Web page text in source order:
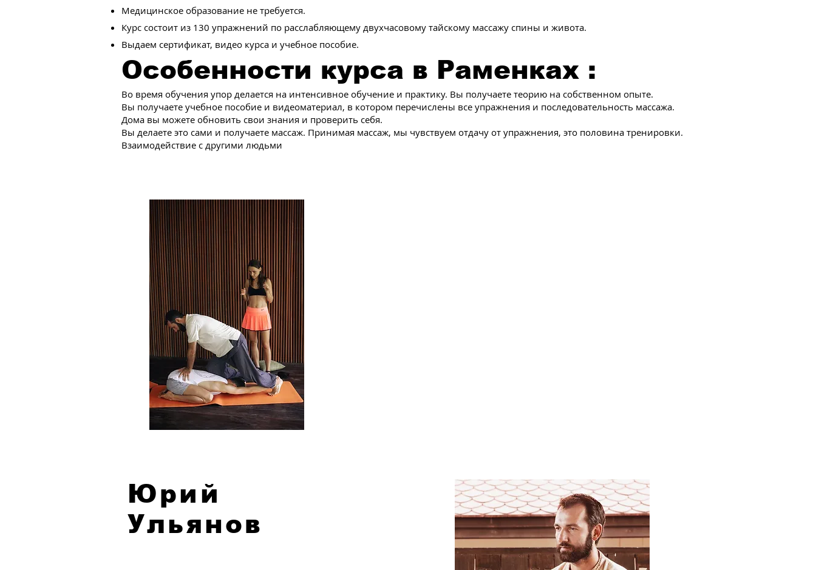
Медицинское образование не требуется.
Курс состоит из 130 упражнений по расслабляющему двухчасовому тайскому массажу спины и живота.
Выдаем сертификат, видео курса и учебное пособие.
Особенности курса в Раменках :
Во время обучения упор делается на интенсивное обучение и практику. Вы получаете теорию на собственном опыте.
Вы получаете учебное пособие и видеоматериал, в котором перечислены все упражнения и последовательность массажа.
Дома вы можете обновить свои знания и проверить себя.
Вы делаете это сами и получаете массаж. Принимая массаж, мы чувствуем отдачу от упражнения, это половина тренировки.
Взаимодействие с другими людьми
Юрий
Ульянов